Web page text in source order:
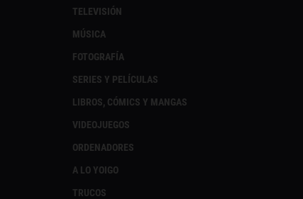
TELEVISIÓN
MÚSICA
FOTOGRAFÍA
SERIES Y PELÍCULAS
LIBROS, CÓMICS Y MANGAS
VIDEOJUEGOS
ORDENADORES
A LO YOIGO
TRUCOS